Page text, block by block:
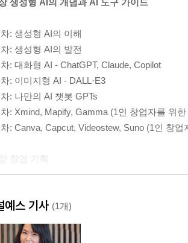
생성형 AI의 개념과 AI 도구 가이드
: 생성형 AI의 이해
: 생성형 AI의 발전
: 대화형 AI - ChatGPT, Claude, Copilot
: 이미지형 AI - DALL·E3
: 나만의 AI 챗봇 GPTs
: Xmind, Mapify, Gamma (1인 창업자를 위
: Canva, Capcut, Videostew, Suno (1인 창
: 타깃 시장 분석
차: 고객 분석
차: 브랜드의 핵심 가치, 미션, 비전
예스 기사 (1개)